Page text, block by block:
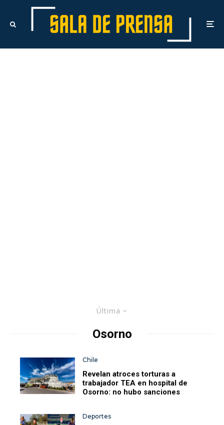
Última
Osorno
Chile
Revelan atroces torturas a
trabajador TEA en hospital de
Osorno: no hubo sanciones
Deportes